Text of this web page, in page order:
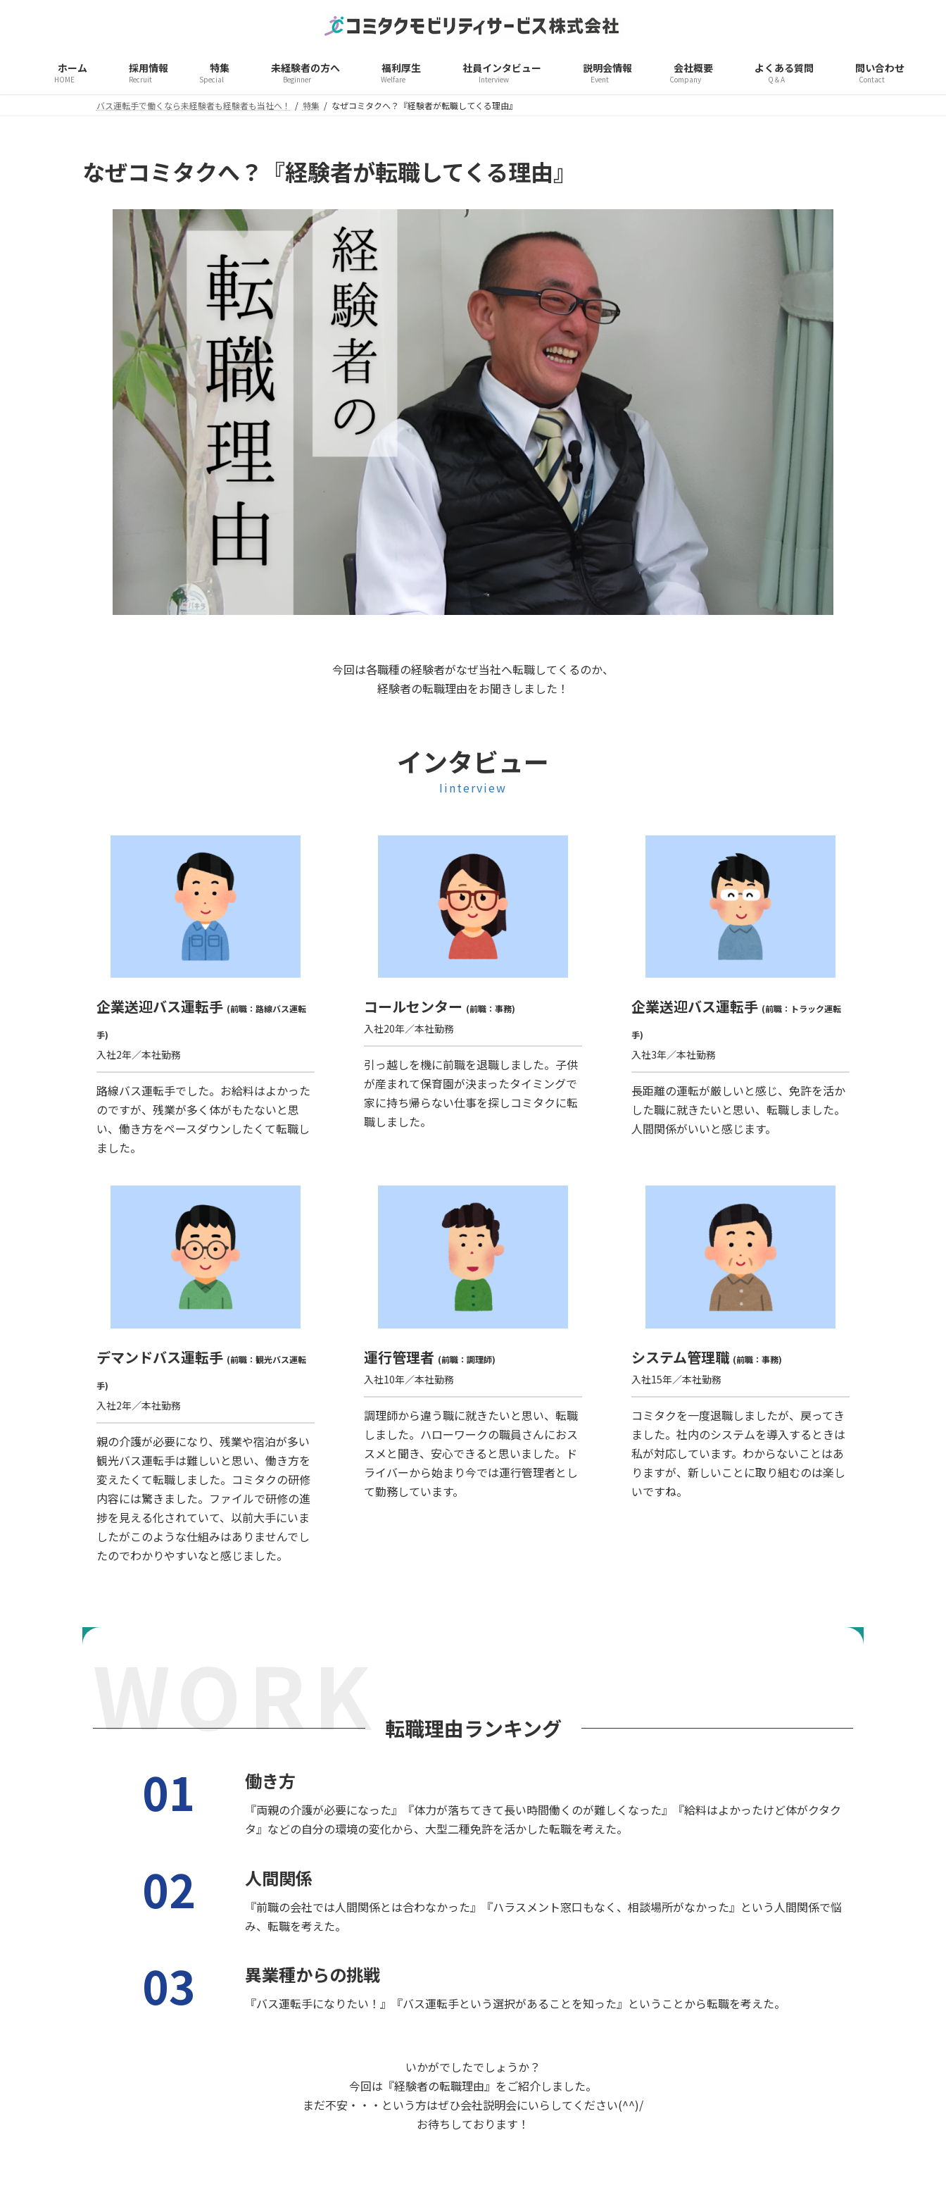
ホーム
HOME
採用情報
Recruit
特集
Special
未経験者の方へ
Beginner
福利厚生
Welfare
社員インタビュー
Interview
説明会情報
Event
会社概要
Company
よくある質問
Q＆A
問い合わせ
Contact
バス運転手で働くなら未経験者も経験者も当社へ！ 特集 なぜコミタクへ？『経験者が転職してくる理由』
なぜコミタクへ？『経験者が転職してくる理由』
今回は各職種の経験者がなぜ当社へ転職してくるのか、
経験者の転職理由をお聞きしました！
インタビュー
Iinterview
企業送迎バス運転手 (前職：路線バス運転
手)
入社2年／本社勤務
路線バス運転手でした。お給料はよかった
のですが、残業が多く体がもたないと思
い、働き方をペースダウンしたくて転職し
ました。
コールセンター (前職：事務)
入社20年／本社勤務
引っ越しを機に前職を退職しました。子供
が産まれて保育園が決まったタイミングで
家に持ち帰らない仕事を探しコミタクに転
職しました。
企業送迎バス運転手 (前職：トラック運転
手)
入社3年／本社勤務
長距離の運転が厳しいと感じ、免許を活か
した職に就きたいと思い、転職しました。
人間関係がいいと感じます。
デマンドバス運転手 (前職：観光バス運転
手)
入社2年／本社勤務
親の介護が必要になり、残業や宿泊が多い
観光バス運転手は難しいと思い、働き方を
変えたくて転職しました。コミタクの研修
内容には驚きました。ファイルで研修の進
捗を見える化されていて、以前大手にいま
したがこのような仕組みはありませんでし
たのでわかりやすいなと感じました。
運行管理者 (前職：調理師)
入社10年／本社勤務
調理師から違う職に就きたいと思い、転職
しました。ハローワークの職員さんにおス
スメと聞き、安心できると思いました。ド
ライバーから始まり今では運行管理者とし
て勤務しています。
システム管理職 (前職：事務)
入社15年／本社勤務
コミタクを一度退職しましたが、戻ってき
ました。社内のシステムを導入するときは
私が対応しています。わからないことはあ
りますが、新しいことに取り組むのは楽し
いですね。
WORK 転職理由ランキング
01 働き方
『両親の介護が必要になった』『体力が落ちてきて長い時間働くのが難しくなった』『給料はよかったけど体がクタク
タ』などの自分の環境の変化から、大型二種免許を活かした転職を考えた。
02 人間関係
『前職の会社では人間関係とは合わなかった』『ハラスメント窓口もなく、相談場所がなかった』という人間関係で悩
み、転職を考えた。
03 異業種からの挑戦
『バス運転手になりたい！』『バス運転手という選択があることを知った』ということから転職を考えた。
いかがでしたでしょうか？
今回は『経験者の転職理由』をご紹介しました。
まだ不安・・・という方はぜひ会社説明会にいらしてください(^^)/
お待ちしております！